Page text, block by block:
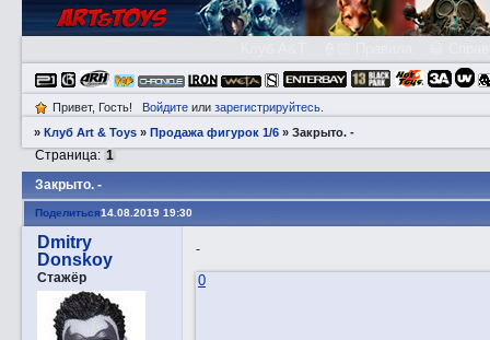
Привет, Гость! Войдитеили зарегистрируйтесь.
»Клуб Art & Toys »Продажа фигурок 1/6 »Закрытo. -
Закрытo. -
Страница: 1
Поделиться14.08.2019 19:30
Dmitry
Donskoy
Стажёр
-
0